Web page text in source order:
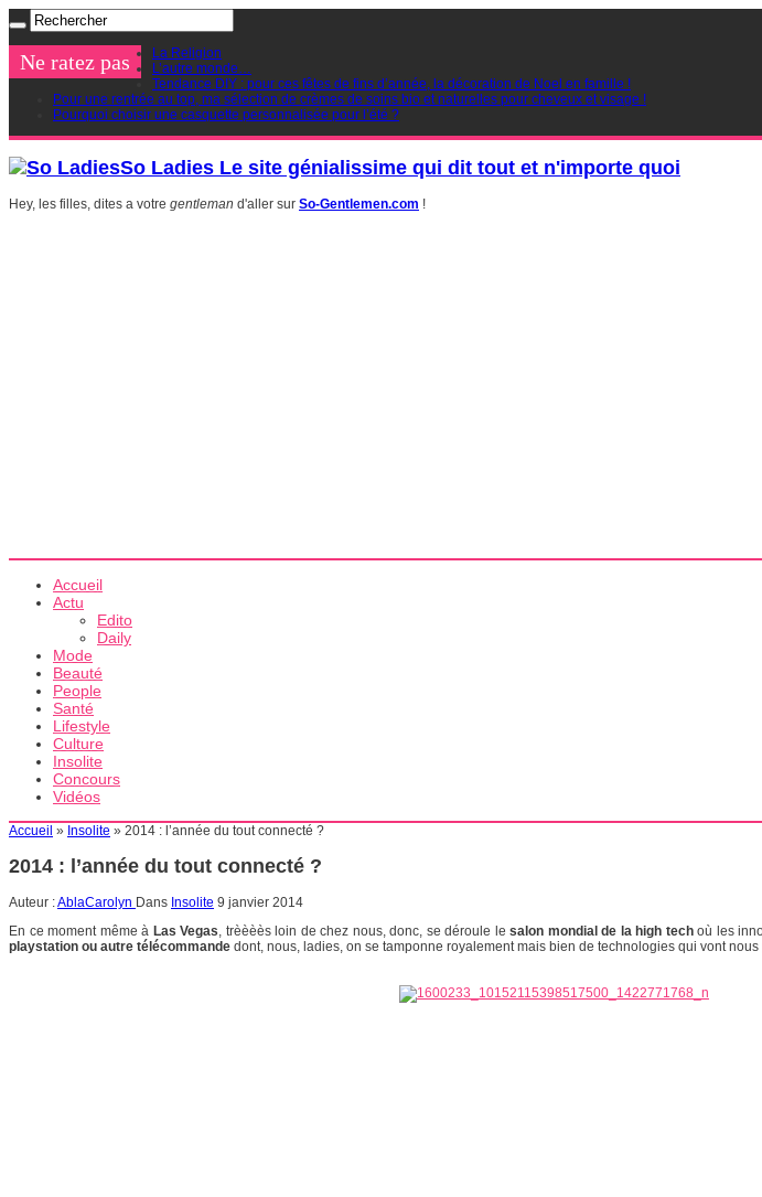
Ne ratez pas
La Religion
L’autre monde…
Tendance DIY : pour ces fêtes de fins d’année, la décoration de Noel en famille !
Pour une rentrée au top, ma sélection de crèmes de soins bio et naturelles pour cheveux et visage !
Pourquoi choisir une casquette personnalisée pour l’été ?
So Ladies Le site génialissime qui dit tout et n'importe quoi
Hey, les filles, dites a votre gentleman d'aller sur So-Gentlemen.com !
Accueil
Actu
Edito
Daily
Mode
Beauté
People
Santé
Lifestyle
Culture
Insolite
Concours
Vidéos
Accueil » Insolite » 2014 : l’année du tout connecté ?
2014 : l’année du tout connecté ?
Auteur :AblaCarolyn Dans Insolite 9 janvier 2014
En ce moment même à Las Vegas , trèèèès loin de chez nous, donc, se déroule lesalon mondial de la high techoù les
playstation ou autre télécommande dont, nous, ladies, on se tamponne royalement mais bien de technologies qui vont